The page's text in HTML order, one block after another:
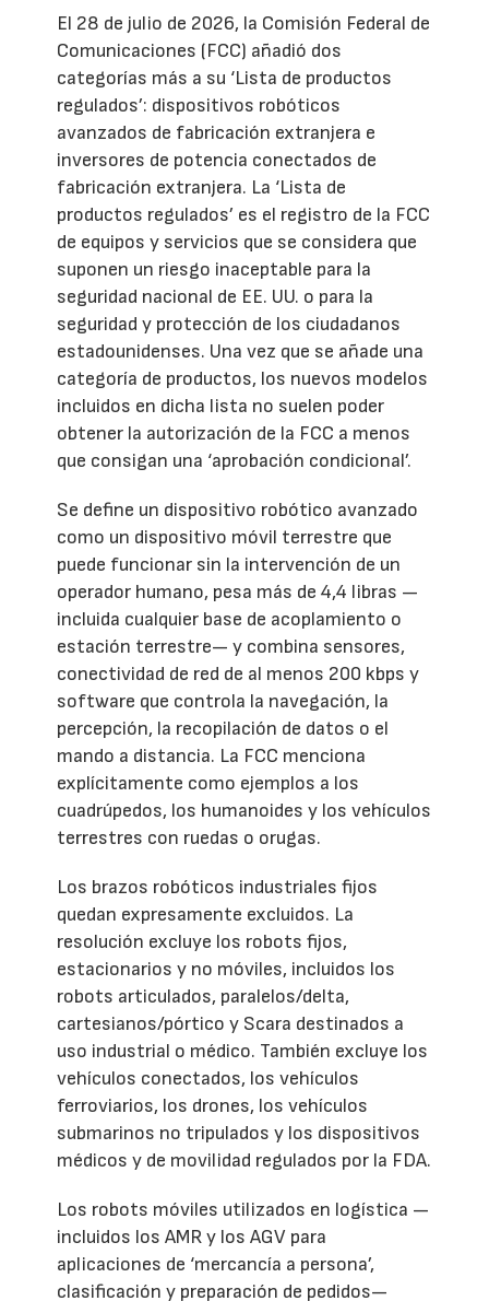
El 28 de julio de 2026, la Comisión Federal de
Comunicaciones (FCC) añadió dos
categorías más a su ‘Lista de productos
regulados’: dispositivos robóticos
avanzados de fabricación extranjera e
inversores de potencia conectados de
fabricación extranjera. La ‘Lista de
productos regulados’ es el registro de la FCC
de equipos y servicios que se considera que
suponen un riesgo inaceptable para la
seguridad nacional de EE. UU. o para la
seguridad y protección de los ciudadanos
estadounidenses. Una vez que se añade una
categoría de productos, los nuevos modelos
incluidos en dicha lista no suelen poder
obtener la autorización de la FCC a menos
que consigan una ‘aprobación condicional’.
Se define un dispositivo robótico avanzado
como un dispositivo móvil terrestre que
puede funcionar sin la intervención de un
operador humano, pesa más de 4,4 libras —
incluida cualquier base de acoplamiento o
estación terrestre— y combina sensores,
conectividad de red de al menos 200 kbps y
software que controla la navegación, la
percepción, la recopilación de datos o el
mando a distancia. La FCC menciona
explícitamente como ejemplos a los
cuadrúpedos, los humanoides y los vehículos
terrestres con ruedas o orugas.
Los brazos robóticos industriales fijos
quedan expresamente excluidos. La
resolución excluye los robots fijos,
estacionarios y no móviles, incluidos los
robots articulados, paralelos/delta,
cartesianos/pórtico y Scara destinados a
uso industrial o médico. También excluye los
vehículos conectados, los vehículos
ferroviarios, los drones, los vehículos
submarinos no tripulados y los dispositivos
médicos y de movilidad regulados por la FDA.
Los robots móviles utilizados en logística —
incluidos los AMR y los AGV para
aplicaciones de ‘mercancía a persona’,
clasificación y preparación de pedidos—